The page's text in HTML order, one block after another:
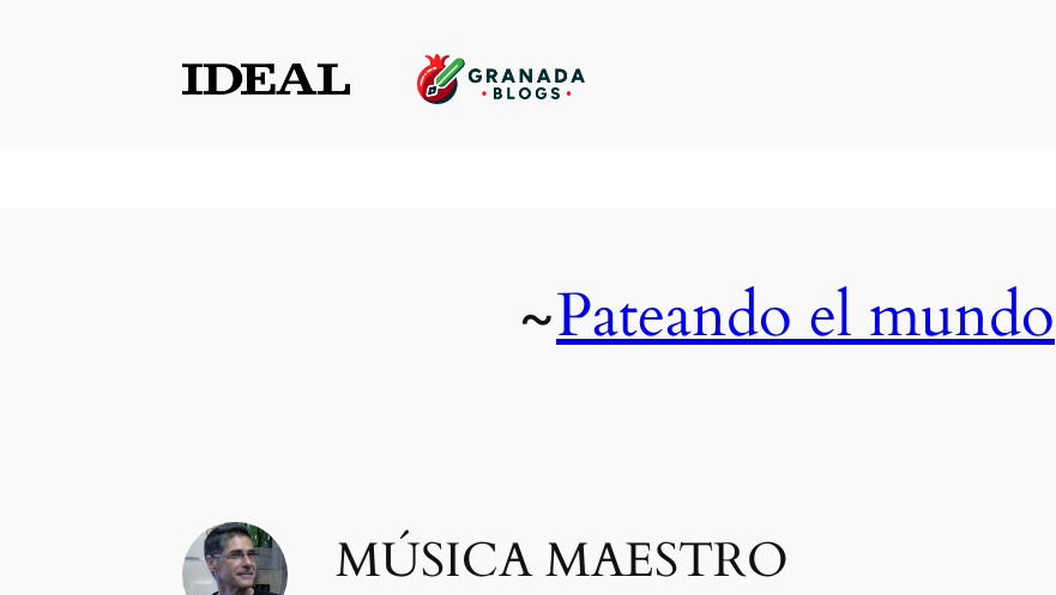
~Pateando el mundo
MÚSICA MAESTRO